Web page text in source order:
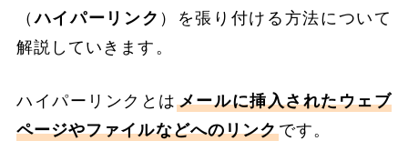
（ハイパーリンク ）を張り付ける方法について
解説していきます。
ハイパーリンクとは メールに挿入されたウェブ
ページやファイルなどへのリンクです。